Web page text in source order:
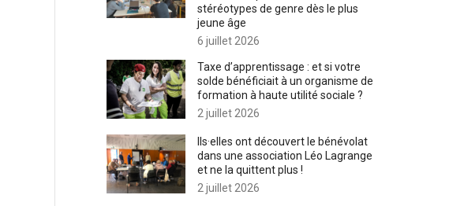
stéréotypes de genre dès le plus
jeune âge
6 juillet 2026
Taxe d’apprentissage : et si votre
solde bénéficiait à un organisme de
formation à haute utilité sociale ?
2 juillet 2026
Ils·elles ont découvert le bénévolat
dans une association Léo Lagrange
et ne la quittent plus !
2 juillet 2026